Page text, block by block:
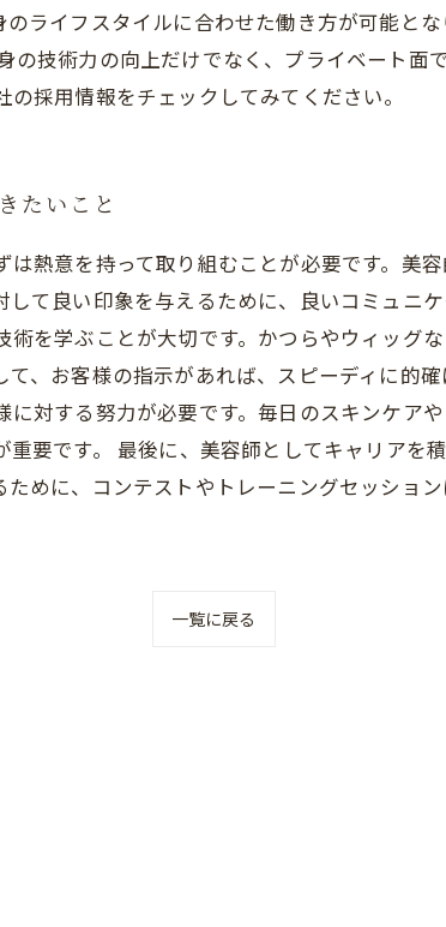
ライフスタイルに合わせた働き方が可能と
の技術力の向上だけでなく、プライベート
採用情報をチェックしてみてください。
たいこと
熱意を持って取り組むことが必要です。美
て良い印象を与えるために、良いコミュニ
を学ぶことが大切です。かつらやウィッグ
、お客様の指示があれば、スピーディに的
対する努力が必要です。毎日のスキンケア
要です。 最後に、美容師としてキャリアを
めに、コンテストやトレーニングセッショ
一覧に戻る